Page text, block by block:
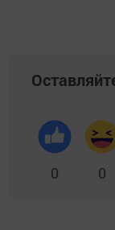
0 0